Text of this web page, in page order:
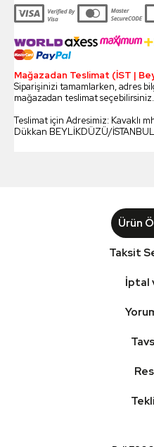
Mağazadan Teslimat (İST |
Siparişinizi tamamlarken, adres
mağazadan teslimat seçebilirsiniz.
Teslimat için Adresimiz: Kavaklı
Dükkan BEYLİKDÜZÜ/İSTANBUL
Ürün
Taksit
İptal